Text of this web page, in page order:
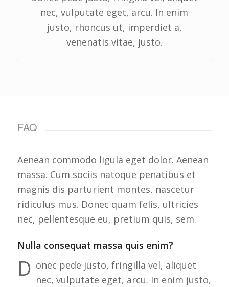
nec, vulputate eget, arcu. In enim
justo, rhoncus ut, imperdiet a,
venenatis vitae, justo.
FAQ
Aenean commodo ligula eget dolor. Aenean
massa. Cum sociis natoque penatibus et
magnis dis parturient montes, nascetur
ridiculus mus. Donec quam felis, ultricies
nec, pellentesque eu, pretium quis, sem.
Nulla consequat massa quis enim?
D onec pede justo, fringilla vel, aliquet
nec, vulputate eget, arcu. In enim justo,